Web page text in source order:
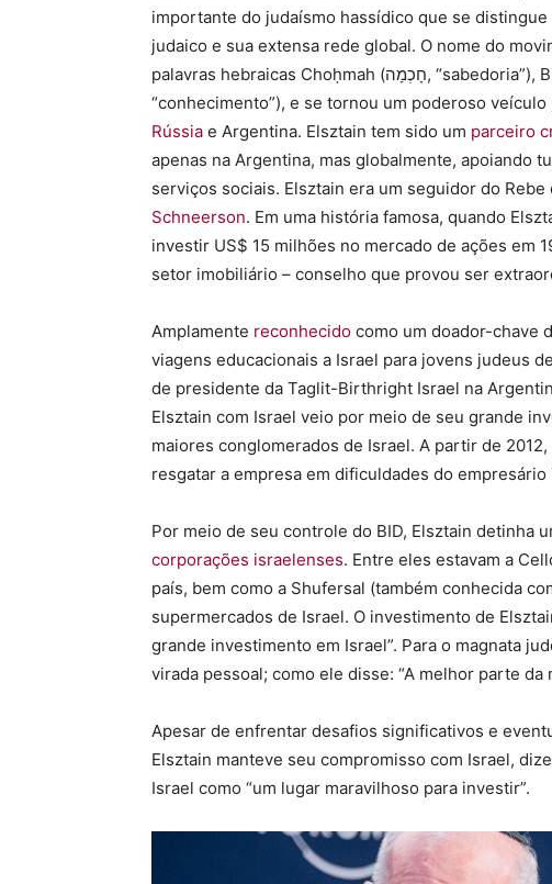
importante do judaísmo hassídico que se
judaico e sua extensa rede global. O nome do
palavras hebraicas Choḥmah (חָכְמָה, “sabedoria”), Binah (בִּינָה, “entendimento”) e Da’at (דַּעַת,
“conhecimento”), e se tornou um poderoso
Rússia e Argentina. Elsztain tem sido um parceiro
apenas na Argentina, mas globalmente, apoiando
serviços sociais. Elsztain era um seguidor do Rebe
Schneerson. Em uma história famosa, quando
investir US$ 15 milhões no mercado de ações em
setor imobiliário – conselho que provou ser
Amplamente reconhecido como um doador-chave
viagens educacionais a Israel para jovens judeus
de presidente da Taglit-Birthright Israel na
Elsztain com Israel veio por meio de seu grande
maiores conglomerados de Israel. A partir de 2012,
resgatar a empresa em dificuldades do
Por meio de seu controle do BID, Elsztain detinha
corporações israelenses. Entre eles estavam a
país, bem como a Shufersal (também conhecida
supermercados de Israel. O investimento de
grande investimento em Israel”. Para o magnata
virada pessoal; como ele disse: “A melhor parte
Apesar de enfrentar desafios significativos e
Elsztain manteve seu compromisso com Israel,
Israel como “um lugar maravilhoso para investir”.